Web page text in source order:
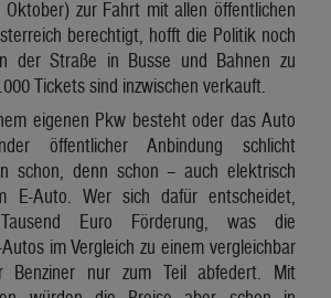
zur Fahrt mit allen öffentlichen
berechtigt, hofft die Politik noch
der Straße in Busse und Bahnen zu
Tickets sind inzwischen verkauft.
eigenen Pkw besteht oder das Auto
öffentlicher Anbindung schlicht
schon, denn schon – auch elektrisch
E-Auto. Wer sich dafür entscheidet,
Euro Förderung, was die
im Vergleich zu einem vergleichbar
Benziner nur zum Teil abfedert. Mit